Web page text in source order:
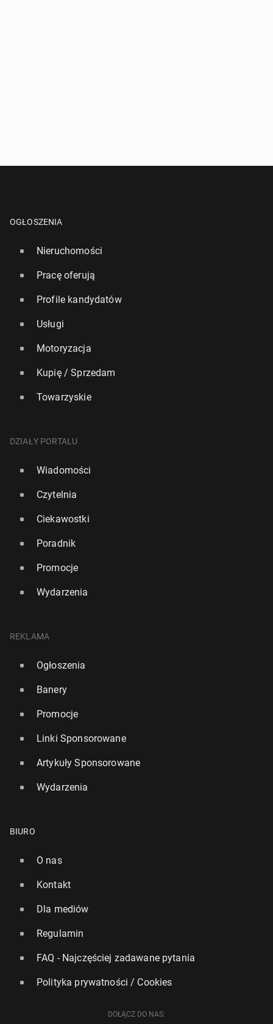
OGŁOSZENIA
Nieruchomości
Pracę oferują
Profile kandydatów
Usługi
Motoryzacja
Kupię / Sprzedam
Towarzyskie
DZIAŁY PORTALU
Wiadomości
Czytelnia
Ciekawostki
Poradnik
Promocje
Wydarzenia
REKLAMA
Ogłoszenia
Banery
Promocje
Linki Sponsorowane
Artykuły Sponsorowane
Wydarzenia
BIURO
O nas
Kontakt
Dla mediów
Regulamin
FAQ - Najczęściej zadawane pytania
Polityka prywatności / Cookies
DOŁĄCZ DO NAS: